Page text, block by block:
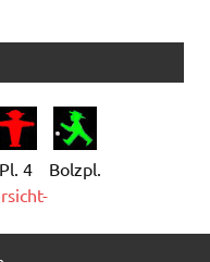
Pl. 4
Bolzpl.